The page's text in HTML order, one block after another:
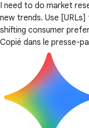
I need to do market
new trends. Use
shifting consumer
Copié dans le presse-